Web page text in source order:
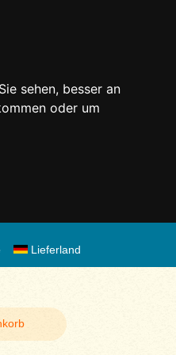
sehen, besser an
oder um
Lieferland